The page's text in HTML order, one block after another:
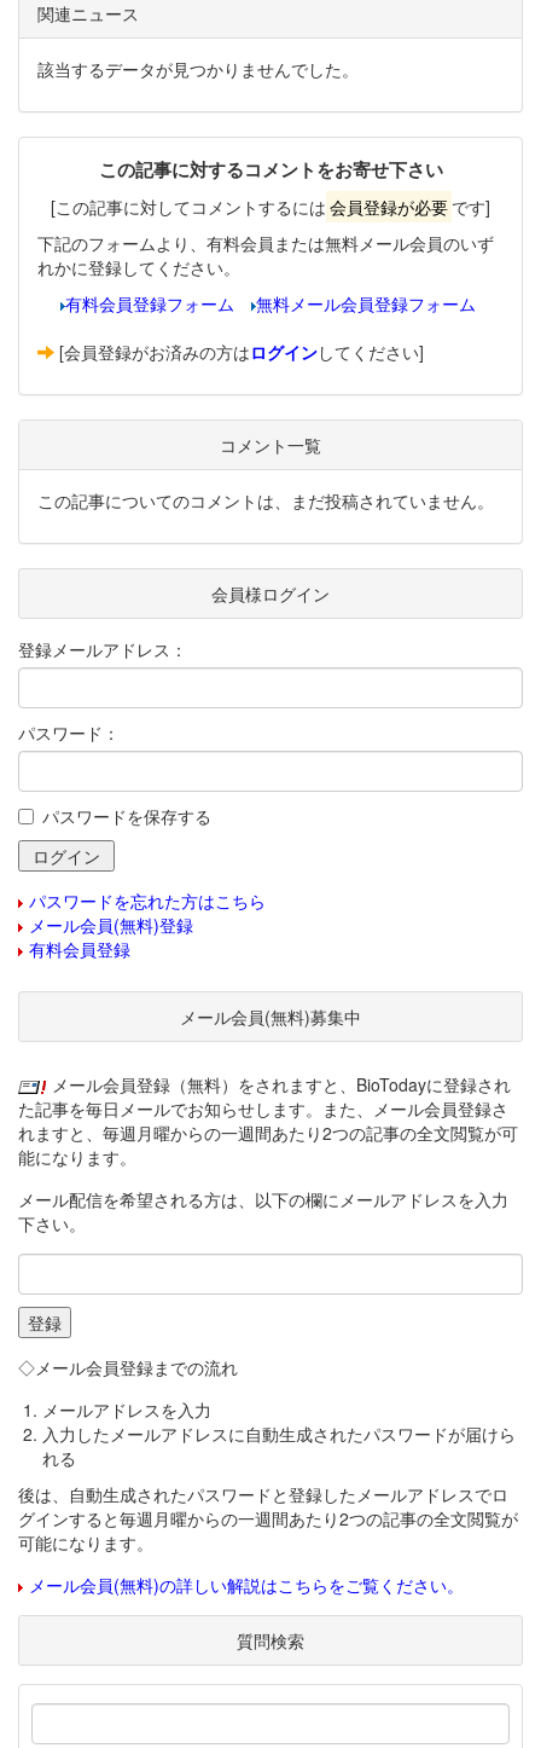
関連ニュース
該当するデータが見つかりませんでした。
この記事に対するコメントをお寄せ下さい
[この記事に対してコメントするには 会員登録が必要 です]
下記のフォームより、有料会員または無料メール会員のいず
れかに登録してください。
有料会員登録フォーム
無料メール会員登録フォーム
[会員登録がお済みの方はログインしてください]
コメント一覧
この記事についてのコメントは、まだ投稿されていません。
会員様ログイン
登録メールアドレス：
パスワード：
パスワードを保存する
パスワードを忘れた方はこちら
メール会員(無料)登録
有料会員登録
メール会員(無料)募集中
メール会員登録（無料）をされますと、BioTodayに登録され
た記事を毎日メールでお知らせします。また、メール会員登録さ
れますと、毎週月曜からの一週間あたり2つの記事の全文閲覧が可
能になります。
メール配信を希望される方は、以下の欄にメールアドレスを入力
下さい。
◇メール会員登録までの流れ
メールアドレスを入力
入力したメールアドレスに自動生成されたパスワードが届けら
れる
後は、自動生成されたパスワードと登録したメールアドレスでロ
グインすると毎週月曜からの一週間あたり2つの記事の全文閲覧が
可能になります。
メール会員(無料)の詳しい解説はこちらをご覧ください。
質問検索